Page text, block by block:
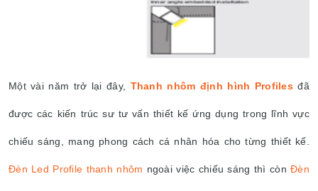
Một vài năm trở lại đây, Thanh nhôm định hình Profiles đã
được các kiến trúc sư tư vấn thiết kế ứng dụng trong lĩnh vực
chiếu sáng, mang phong cách cá nhân hóa cho từng thiết kế.
Đèn Led Profile thanh nhôm ngoài việc chiếu sáng thì cònĐèn